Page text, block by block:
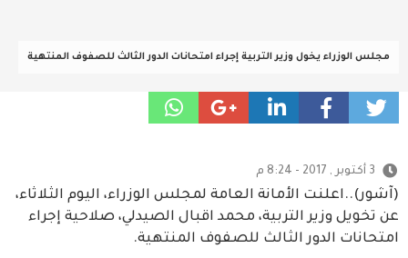
مجلس الوزراء يخول وزير التربية إجراء امتحانات الدور الثالث للصفوف المنتهية
3 أكتوبر , 2017 - 8:24 م
(آشور)..اعلنت الأمانة العامة لمجلس الوزراء، اليوم الثلاثاء،
عن تخويل وزير التربية، محمد اقبال الصيدلي، صلاحية إجراء
امتحانات الدور الثالث للصفوف المنتهية.